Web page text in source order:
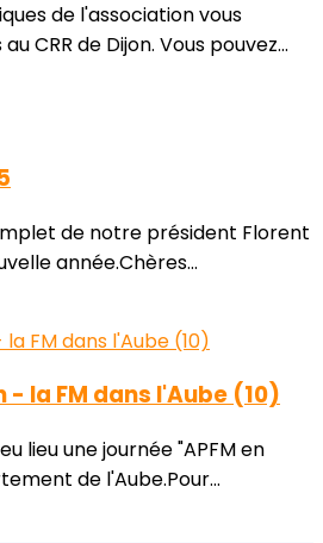
de l'association vous
CRR de Dijon. Vous pouvez...
de notre président Florent
année.Chères...
la FM dans l'Aube (10)
lieu une journée "APFM en
de l'Aube.Pour...